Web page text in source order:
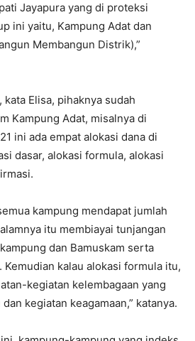
Jayapura yang di proteksi
ini yaitu, Kampung Adat dan
Membangun Distrik),”
kata Elisa, pihaknya sudah
Kampung Adat, misalnya di
ini ada empat alokasi dana di
dasar, alokasi formula, alokasi
kampung mendapat jumlah
itu membiayai tunjangan
dan Bamuskam serta
kalau alokasi formula itu,
kegiatan kelembagaan yang
kegiatan keagamaan,” katanya.